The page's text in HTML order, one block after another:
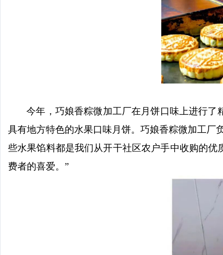
今年，巧娘香粽微加工厂在月饼口味上进行
具有地方特色的水果口味月饼。巧娘香粽微加工厂
些水果馅料都是我们从开干社区农户手中收购的
费者的喜爱。”